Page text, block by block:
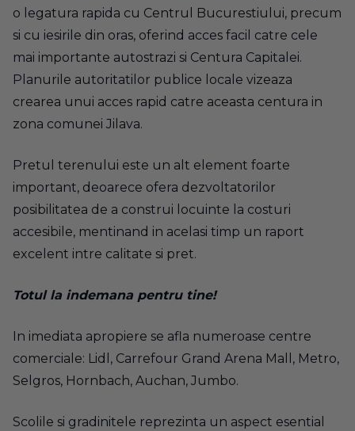
o legatura rapida cu Centrul Bucurestiului, precum
si cu iesirile din oras, oferind acces facil catre cele
mai importante autostrazi si Centura Capitalei.
Planurile autoritatilor publice locale vizeaza
crearea unui acces rapid catre aceasta centura in
zona comunei Jilava.
Pretul terenului este un alt element foarte
important, deoarece ofera dezvoltatorilor
posibilitatea de a construi locuinte la costuri
accesibile, mentinand in acelasi timp un raport
excelent intre calitate si pret.
Totul la indemana pentru tine!
In imediata apropiere se afla numeroase centre
comerciale: Lidl, Carrefour Grand Arena Mall, Metro,
Selgros, Hornbach, Auchan, Jumbo.
Scolile si gradinitele reprezinta un aspect esential